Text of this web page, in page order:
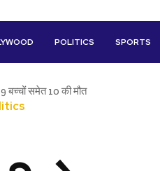
POLITICS SPORTS
9 बच्चों समेत 10 की मौत